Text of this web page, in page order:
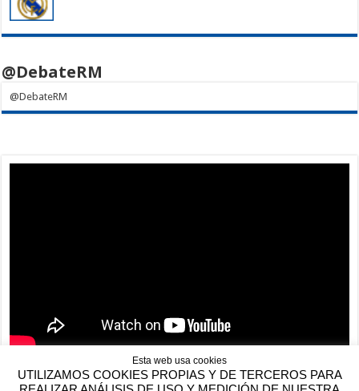
@DebateRM
@DebateRM
Esta web usa cookies
UTILIZAMOS COOKIES PROPIAS Y DE TERCEROS PARA